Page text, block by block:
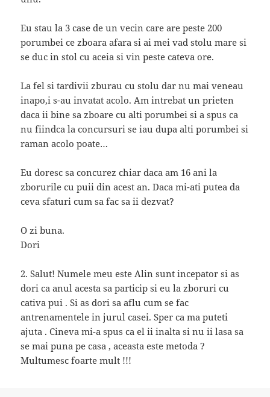
Eu stau la 3 case de un vecin care are peste 200
porumbei ce zboara afara si ai mei vad stolu mare si
se duc in stol cu aceia si vin peste cateva ore.
La fel si tardivii zburau cu stolu dar nu mai veneau
inapo,i s-au invatat acolo. Am intrebat un prieten
daca ii bine sa zboare cu alti porumbei si a spus ca
nu fiindca la concursuri se iau dupa alti porumbei si
raman acolo poate…
Eu doresc sa concurez chiar daca am 16 ani la
zborurile cu puii din acest an. Daca mi-ati putea da
ceva sfaturi cum sa fac sa ii dezvat?
O zi buna.
Dori
2. Salut! Numele meu este Alin sunt incepator si as
dori ca anul acesta sa particip si eu la zboruri cu
cativa pui . Si as dori sa aflu cum se fac
antrenamentele in jurul casei. Sper ca ma puteti
ajuta . Cineva mi-a spus ca el ii inalta si nu ii lasa sa
se mai puna pe casa , aceasta este metoda ?
Multumesc foarte mult !!!